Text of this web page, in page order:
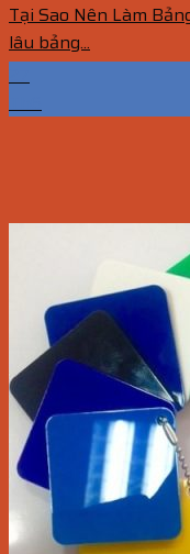
Tại Sao Nên Làm
lâu bảng...
27
Th6